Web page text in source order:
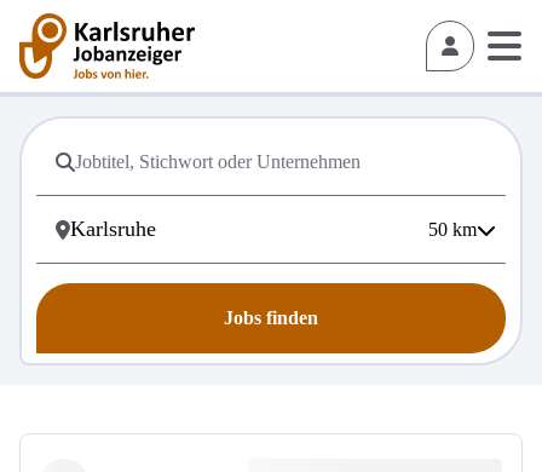
50 km
Jobs finden